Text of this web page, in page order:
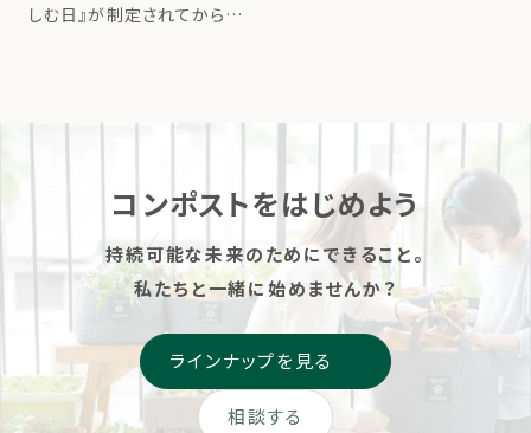
に広がる循環の豊
しむ日』が制定されてから初
然と人との繋がりを取り戻し
く、豊かにしてくれるコンポス
始めています。 今回は、実際
コンポストをはじめよう
持続可能な未来のためにできること。
私たちと一緒に始めませんか？
相談する
ラインナップを見る